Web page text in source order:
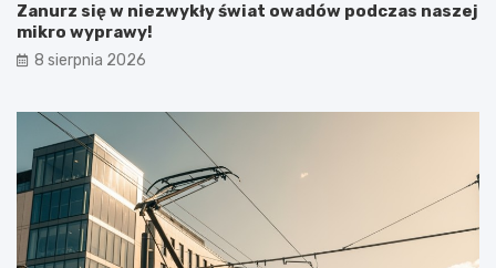
Zanurz się w niezwykły świat owadów podczas naszej
mikro wyprawy!
8 sierpnia 2026